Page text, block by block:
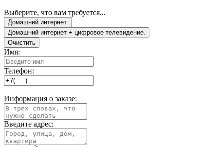
Выберите, что вам требуется...
Домашний интернет.
Домашний интернет + цифровое телевидение.
Очистить
Имя:
Телефон:
Информация о заказе:
Введите адрес: